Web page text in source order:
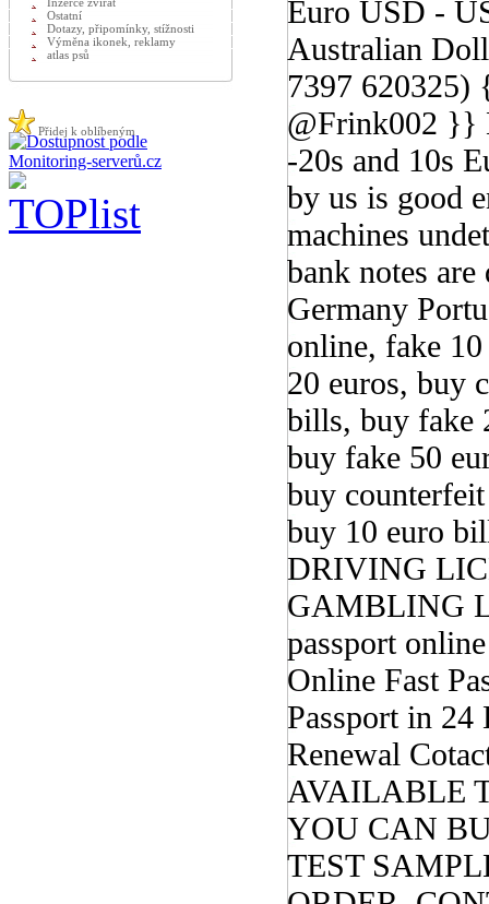
Euro USD -
Australian
7397
@Frink002 }}
-20s and 10s
by us is good
machines
bank notes
Germany
online, fake
20 euros, buy
bills, buy fake
buy fake 50
buy
buy 10 euro
DRIVING
GAMBLING
passport
Online Fast
Passport in 24
Renewal
AVAILABLE
YOU CAN
TEST
Inzerce zvířat
Ostatní
Dotazy, připomínky, stížnosti
Výměna ikonek, reklamy
atlas psů
Přidej k oblíbeným